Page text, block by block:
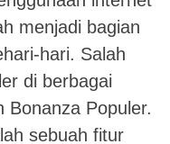
menjadi bagian
hari. Salah
di berbagai
Bonanza Populer.
sebuah fitur